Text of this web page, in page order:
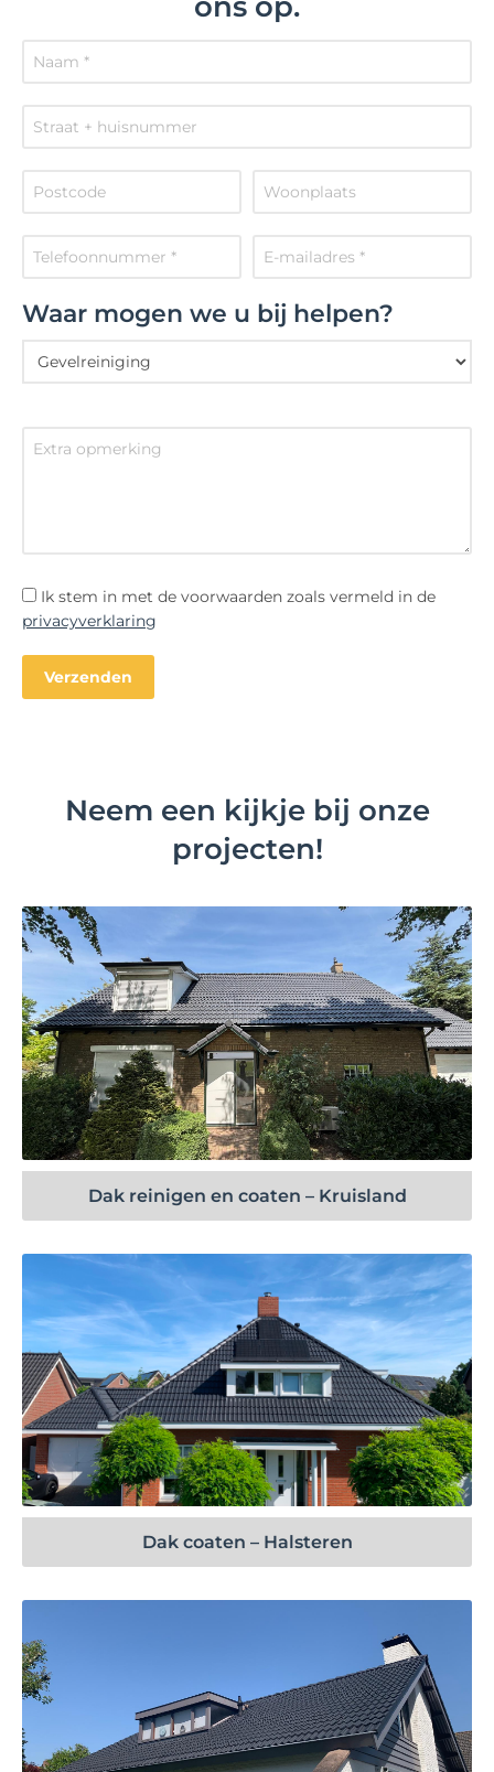
Waar mogen we u bij helpen?
Ik stem in met de voorwaarden zoals vermeld in de
privacyverklaring
Neem een kijkje bij onze
projecten!
Bekijk project
Dak reinigen en coaten – Kruisland
Bekijk project
Dak coaten – Halsteren